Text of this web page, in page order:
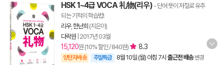
HSK 1~4급 VOCA 礼物(리우) - 단어 뜻이 저절로 유추
되는 기적의 학습법!
리우, 한난희 (지은이)
다락원 2017년 03월
15,120원 (10% 할인 / 840원) 8.3
양탄자배송 주말특급 8월 10일 (월) 아침 7시 출근전 배송 변경